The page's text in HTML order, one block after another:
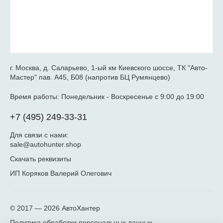
г. Москва, д. Саларьево, 1-ый км Киевского шоссе, ТК "Авто-
Мастер" пав. А45, Б08 (напротив БЦ Румянцево)
Время работы: Понедельник - Воскресенье с 9:00 до 19:00
+7 (495) 249-33-31
Для связи с нами:
sale@autohunter.shop
Скачать реквизиты
ИП Коряков Валерий Олегович
© 2017 — 2026 АвтоХантер